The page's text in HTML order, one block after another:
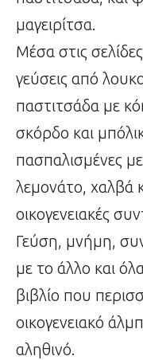
μαγειρίτσα.
Μέσα στις
γεύσεις από
παστιτσάδα με
σκόρδο και
πασπαλισμένες
λεμονάτο, χαλβά
οικογενειακές
Γεύση, μνήμη,
με το άλλο και
βιβλίο που
οικογενειακό
αληθινό.